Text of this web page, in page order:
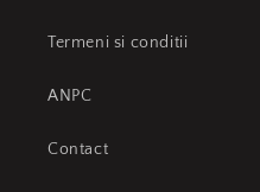
Termeni si conditii
ANPC
Contact